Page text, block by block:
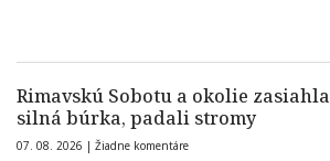
Rimavskú Sobotu a okolie zasiahla
silná búrka, padali stromy
07. 08. 2026 | Žiadne komentáre